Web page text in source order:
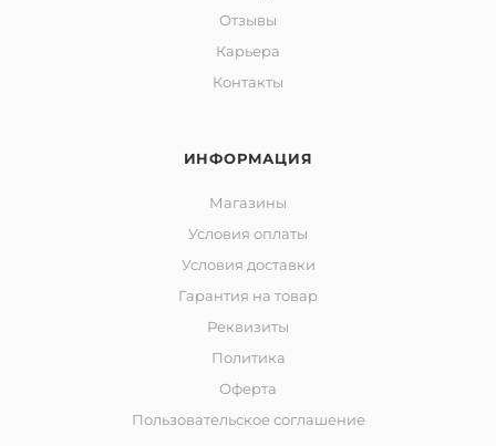
Отзывы
Карьера
Контакты
ИНФОРМАЦИЯ
Магазины
Условия оплаты
Условия доставки
Гарантия на товар
Реквизиты
Политика
Оферта
Пользовательское соглашение